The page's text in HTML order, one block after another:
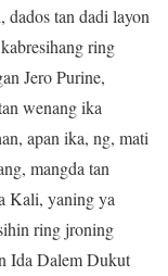
tan dadi layon
ring
Jero Purine,
wenang ika
apan ika, ng, mati
mangda tan
Kali, yaning ya
ring jroning
Ida Dalem Dukut